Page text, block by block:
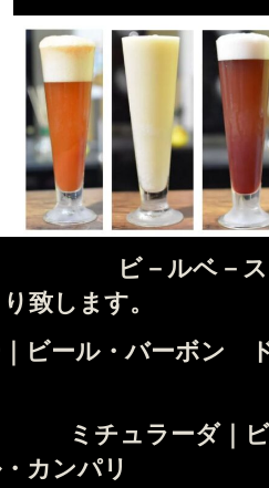
スカクテ
致します。
ビール・バーボン
ダ｜ビール
カンパリ